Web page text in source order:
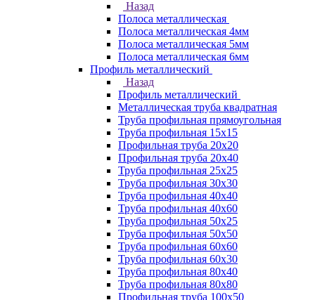
Назад
Полоса металлическая
Полоса металлическая 4мм
Полоса металлическая 5мм
Полоса металлическая 6мм
Профиль металлический
Назад
Профиль металлический
Металлическая труба квадратная
Труба профильная прямоугольная
Труба профильная 15х15
Профильная труба 20х20
Профильная труба 20х40
Труба профильная 25х25
Труба профильная 30x30
Труба профильная 40х40
Труба профильная 40х60
Труба профильная 50х25
Труба профильная 50х50
Труба профильная 60x60
Труба профильная 60х30
Труба профильная 80х40
Труба профильная 80х80
Профильная труба 100х50